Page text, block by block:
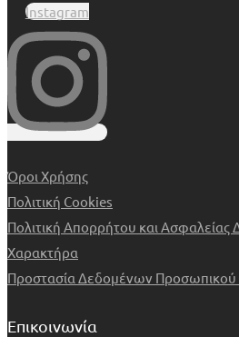
Instagram
Όροι Χρήσης
Πολιτική Cookies
Πολιτική Απορρήτου και
Χαρακτήρα
Προστασία Δεδομένων
Επικοινωνία